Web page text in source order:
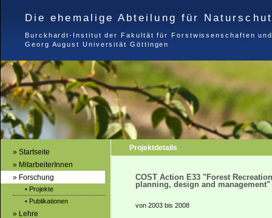
Die ehemalige Abteilung für
Burckhardt-Institut der Fakultät für Forstwissenschaften
Georg August Universität Göttingen
» Startseite
» MitarbeiterInnen
» Forschung
• Projekte
• Publikationen
» Lehre
Projektdetails
COST Action E33 "Forest
planning, design and management"
von 2003 bis 2008